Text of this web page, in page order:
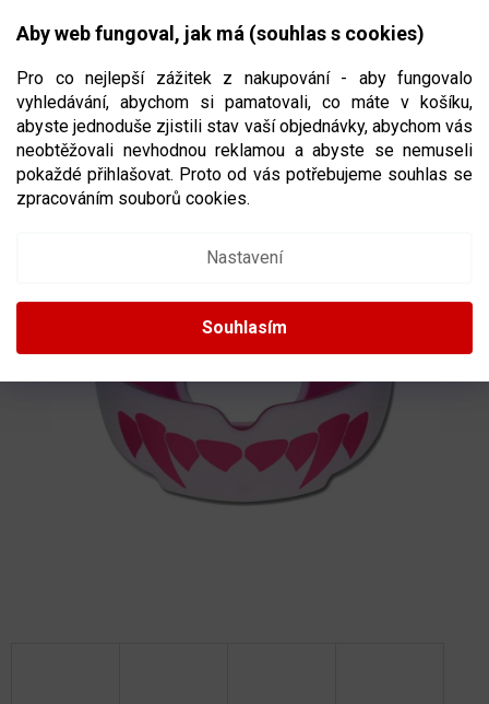
Aby web fungoval, jak má (souhlas s cookies)
Pro co nejlepší zážitek z nakupování - aby fungovalo
vyhledávání, abychom si pamatovali, co máte v košíku,
abyste jednoduše zjistili stav vaší objednávky, abychom vás
neobtěžovali nevhodnou reklamou a abyste se nemuseli
pokaždé přihlašovat. Proto od vás potřebujeme souhlas se
zpracováním souborů cookies.
Nastavení
Souhlasím
CZK
NÁKUPNÍ
CHRÁNIČ ZUBŮ SAFE JAWZ EXTRO SERIES
FANGZ PINKRŮŽOVÁ BARVA